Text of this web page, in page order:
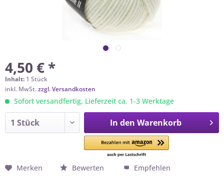
4,50 € *
Inhalt: 1 Stück
inkl. MwSt.zzgl. Versandkosten
Sofort versandfertig, Lieferzeit ca. 1-3 Werktage
In den Warenkorb
Merken Bewerten Empfehlen